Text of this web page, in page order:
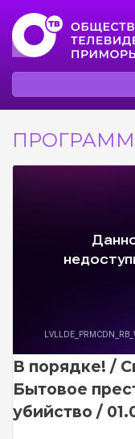
В порядке! /
Бытовое
убийство /